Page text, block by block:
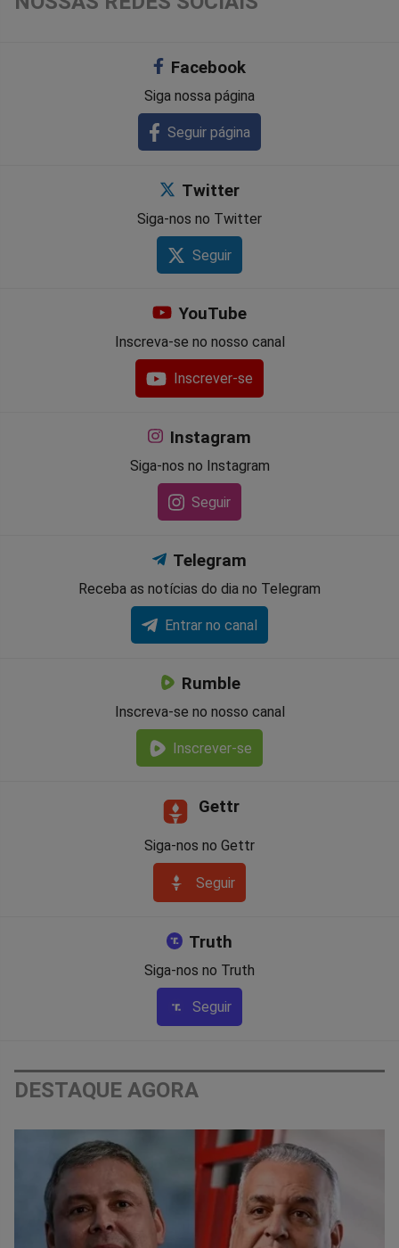
Facebook
Siga nossa página
Seguir página
Twitter
Siga-nos no Twitter
Seguir
YouTube
Inscreva-se no nosso canal
Inscrever-se
Instagram
Siga-nos no Instagram
Seguir
Telegram
Receba as notícias do dia no Telegram
Entrar no canal
Rumble
Inscreva-se no nosso canal
Inscrever-se
Gettr
Siga-nos no Gettr
Seguir
Truth
Siga-nos no Truth
Seguir
DESTAQUE AGORA